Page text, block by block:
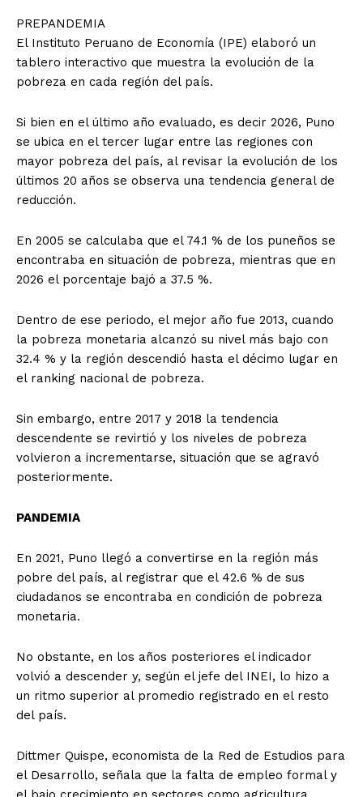
PREPANDEMIA
El Instituto Peruano de Economía (IPE) elaboró un
tablero interactivo que muestra la evolución de la
pobreza en cada región del país.
Si bien en el último año evaluado, es decir 2026, Puno
se ubica en el tercer lugar entre las regiones con
mayor pobreza del país, al revisar la evolución de los
últimos 20 años se observa una tendencia general de
reducción.
En 2005 se calculaba que el 74.1 % de los puneños se
encontraba en situación de pobreza, mientras que en
2026 el porcentaje bajó a 37.5 %.
Dentro de ese periodo, el mejor año fue 2013, cuando
la pobreza monetaria alcanzó su nivel más bajo con
32.4 % y la región descendió hasta el décimo lugar en
el ranking nacional de pobreza.
Sin embargo, entre 2017 y 2018 la tendencia
descendente se revirtió y los niveles de pobreza
volvieron a incrementarse, situación que se agravó
posteriormente.
PANDEMIA
En 2021, Puno llegó a convertirse en la región más
pobre del país, al registrar que el 42.6 % de sus
ciudadanos se encontraba en condición de pobreza
monetaria.
No obstante, en los años posteriores el indicador
volvió a descender y, según el jefe del INEI, lo hizo a
un ritmo superior al promedio registrado en el resto
del país.
Dittmer Quispe, economista de la Red de Estudios para
el Desarrollo, señala que la falta de empleo formal y